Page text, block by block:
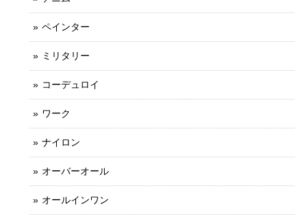
ペインター
ミリタリー
コーデュロイ
ワーク
ナイロン
オーバーオール
オールインワン